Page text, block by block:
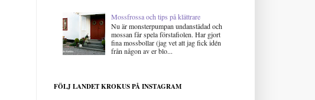
Mossfrossa och tips på klättrare
Nu är monsterpumpan undanstädad och
mossan får spela förstafiolen. Har gjort
fina mossbollar (jag vet att jag fick idén
från någon av er blo...
FÖLJ LANDET KROKUS PÅ INSTAGRAM